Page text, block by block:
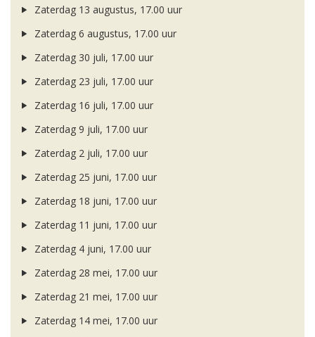
Zaterdag 13 augustus, 17.00 uur
Zaterdag 6 augustus, 17.00 uur
Zaterdag 30 juli, 17.00 uur
Zaterdag 23 juli, 17.00 uur
Zaterdag 16 juli, 17.00 uur
Zaterdag 9 juli, 17.00 uur
Zaterdag 2 juli, 17.00 uur
Zaterdag 25 juni, 17.00 uur
Zaterdag 18 juni, 17.00 uur
Zaterdag 11 juni, 17.00 uur
Zaterdag 4 juni, 17.00 uur
Zaterdag 28 mei, 17.00 uur
Zaterdag 21 mei, 17.00 uur
Zaterdag 14 mei, 17.00 uur